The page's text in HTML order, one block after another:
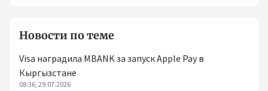
Новости по теме
Visa наградила MBANK за запуск Apple Pay в
Кыргызстане
08:36, 29.07.2026